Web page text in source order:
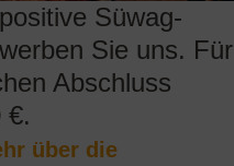
Süwag-
Sie uns. Für
Abschluss
€.